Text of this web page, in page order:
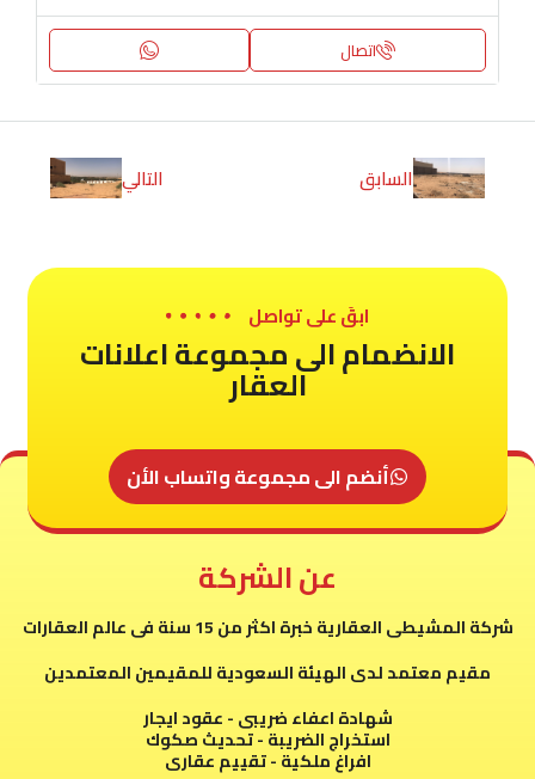
اتصال
السابق التالي
ابقَ على تواصل
الانضمام الى مجموعة اعلانات
العقار
أنضم الى مجموعة واتساب الأن
عن الشركة
شركة المشيطى العقارية خبرة اكثر من 15 سنة فى عالم العقارات
مقيم معتمد لدى الهيئة السعودية للمقيمين المعتمدين
شهادة اعفاء ضريبى - عقود ايجار
استخراج الضريبة - تحديث صكوك
افراغ ملكية - تقييم عقارى